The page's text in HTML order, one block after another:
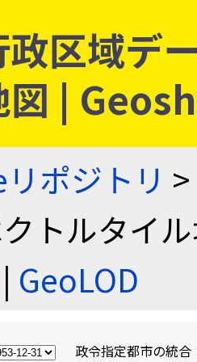
区域デ
図 |
ポジトリ >
トルタイ
| GeoLOD
政令指定都市の統